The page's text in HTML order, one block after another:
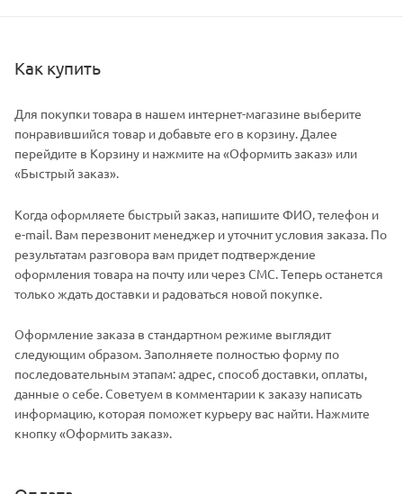
Как купить
Для покупки товара в нашем интернет-магазине выберите
понравившийся товар и добавьте его в корзину. Далее
перейдите в Корзину и нажмите на «Оформить заказ» или
«Быстрый заказ».
Когда оформляете быстрый заказ, напишите ФИО, телефон и
e-mail. Вам перезвонит менеджер и уточнит условия заказа. По
результатам разговора вам придет подтверждение
оформления товара на почту или через СМС. Теперь останется
только ждать доставки и радоваться новой покупке.
Оформление заказа в стандартном режиме выглядит
следующим образом. Заполняете полностью форму по
последовательным этапам: адрес, способ доставки, оплаты,
данные о себе. Советуем в комментарии к заказу написать
информацию, которая поможет курьеру вас найти. Нажмите
кнопку «Оформить заказ».